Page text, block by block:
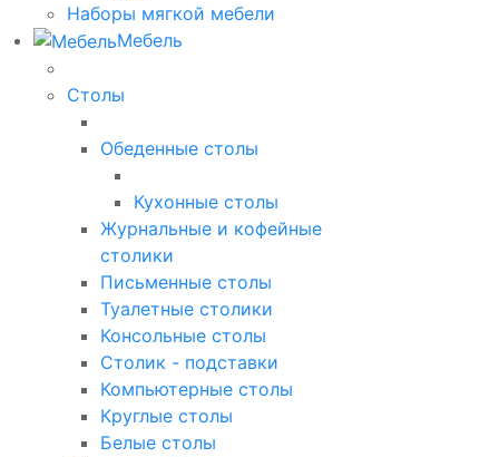
Наборы мягкой мебели
Мебель
Столы
Обеденные столы
Кухонные столы
Журнальные и кофейные
столики
Письменные столы
Туалетные столики
Консольные столы
Столик - подставки
Компьютерные столы
Круглые столы
Белые столы